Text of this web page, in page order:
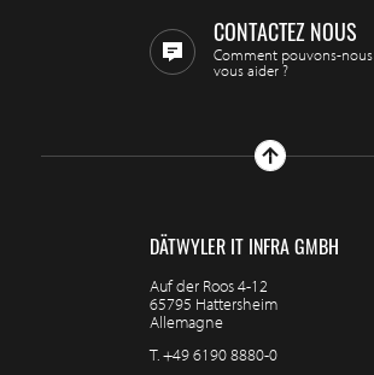
CONTACTEZ NOUS
Comment pouvons-nous
vous aider ?
DÄTWYLER IT INFRA GMBH
Auf der Roos 4-12
65795 Hattersheim
Allemagne
T.+49 6190 8880-0